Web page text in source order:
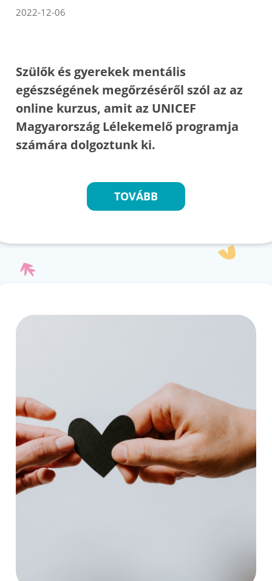
2022-12-06
Szülők és gyerekek mentális
egészségének megőrzéséről szól az az
online kurzus, amit az UNICEF
Magyarország Lélekemelő programja
számára dolgoztunk ki.
TOVÁBB